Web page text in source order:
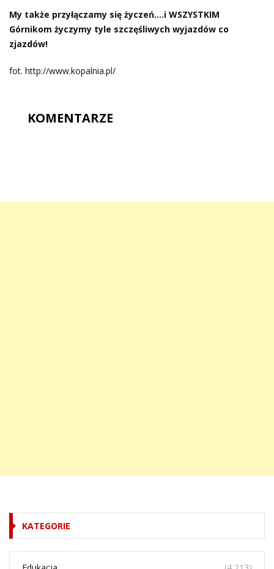
My także przyłączamy się życzeń….i WSZYSTKIM
Górnikom życzymy tyle szczęśliwych wyjazdów co
zjazdów!
fot. http://www.kopalnia.pl/
KOMENTARZE
KATEGORIE